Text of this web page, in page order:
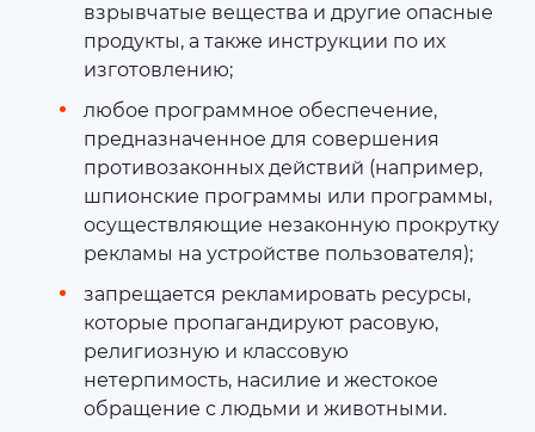
взрывчатые вещества и другие опасные
продукты, а также инструкции по их
изготовлению;
любое программное обеспечение,
предназначенное для совершения
противозаконных действий (например,
шпионские программы или программы,
осуществляющие незаконную прокрутку
рекламы на устройстве пользователя);
запрещается рекламировать ресурсы,
которые пропагандируют расовую,
религиозную и классовую
нетерпимость, насилие и жестокое
обращение с людьми и животными.